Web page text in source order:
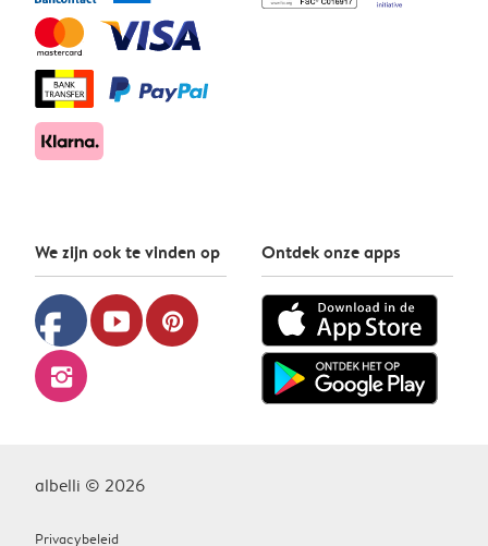
We zijn ook te vinden op
facebook youtube pinterest
instagram
Ontdek onze apps
albelli © 2026
Privacybeleid